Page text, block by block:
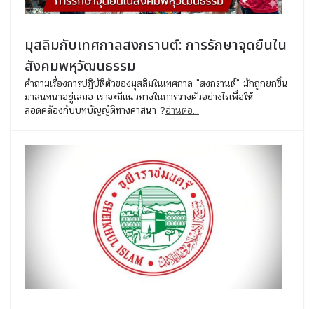
มุสลิมกับเทศกาลสงกรานต์: การรักษาจุดยืนใน
สังคมพหุวัฒนธรรม
คำถามเรื่องการปฏิบัติตัวของมุสลิมในเทศกาล "สงกรานต์" มักถูกยกขึ้น
มาสนทนาอยู่เสมอ เราจะมีแนวทางในการวางตัวอย่างไรเพื่อให้
สอดคล้องกับบทบัญญัติทางศาสนา ?อ่านต่อ...